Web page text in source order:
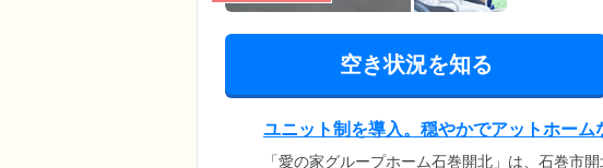
空き状況を知る
ユニット制を導入。穏やかでアットホー
「愛の家グループホーム石巻開北」は、石巻市